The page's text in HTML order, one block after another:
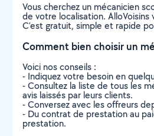
Vous cherchez un mécanicien
de votre localisation.
C’est gratuit, simple et rapide
Comment bien choisir un
Voici nos conseils :
- Indiquez votre besoin en
- Consultez la liste de tous les
avis laissés par leurs clients.
- Conversez avec les offreurs
- Du contrat de prestation au
prestation.